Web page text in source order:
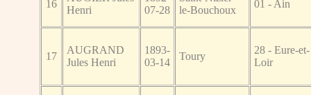
16
Henri
07-28
le-Bouchoux
01 - Ain
17
AUGRAND
Jules Henri
1893-
03-14
Toury
28 - Eure-et-
Loir